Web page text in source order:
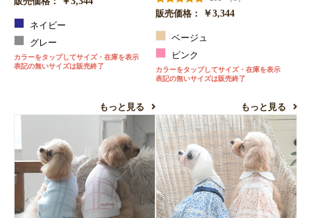
ネイビー
グレー
カラーをタップしてサイズ・在庫を表示
表記の無いサイズは販売終了
もっと見る
販売価格：
￥3,344
ベージュ
ピンク
カラーをタップしてサイズ・在庫を表示
表記の無いサイズは販売終了
もっと見る